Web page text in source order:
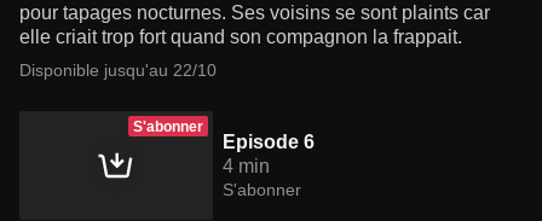
pour tapages nocturnes. Ses voisins se sont plaints car
elle criait trop fort quand son compagnon la frappait.
Disponible jusqu'au 22/10
S'abonner
Episode 6
4 min
S'abonner